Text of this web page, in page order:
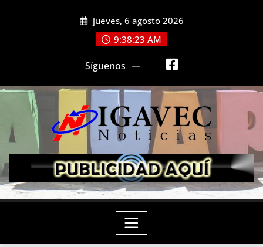
jueves, 6 agosto 2026
9:38:25 AM
Síguenos